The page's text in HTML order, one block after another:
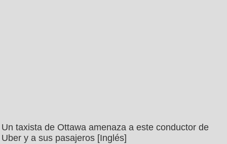
Un taxista de Ottawa amenaza a este conductor de
Uber y a sus pasajeros [Inglés]